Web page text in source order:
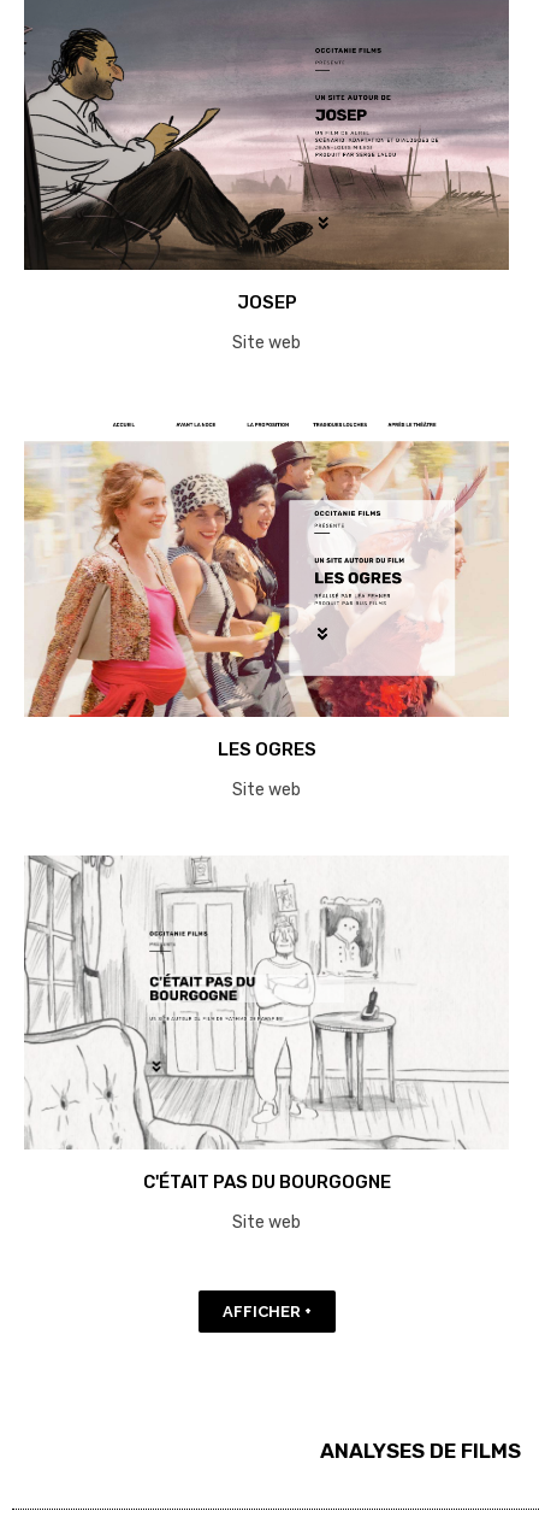
JOSEP
Site web
LES OGRES
Site web
C'ÉTAIT PAS DU BOURGOGNE
Site web
AFFICHER +
ANALYSES DE FILMS